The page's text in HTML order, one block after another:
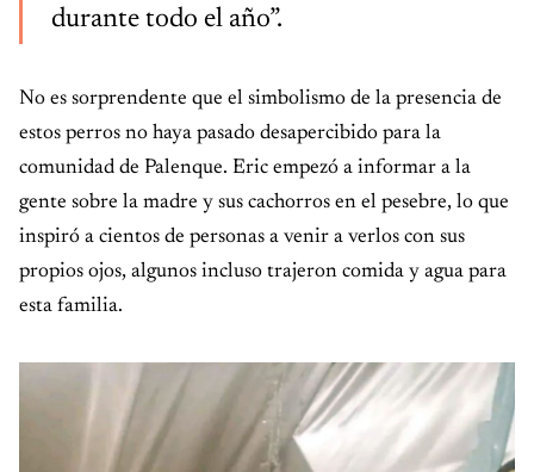
durante todo el año”.
No es sorprendente que el simbolismo de la presencia de
estos perros no haya pasado desapercibido para la
comunidad de Palenque. Eric empezó a informar a la
gente sobre la madre y sus cachorros en el pesebre, lo que
inspiró a cientos de personas a venir a verlos con sus
propios ojos, algunos incluso trajeron comida y agua para
esta familia.